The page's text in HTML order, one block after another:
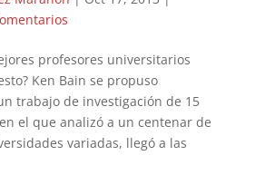
profesores universitarios
Ken Bain se propuso
trabajo de investigación de 15
el que analizó a un centenar de
variadas, llegó a las